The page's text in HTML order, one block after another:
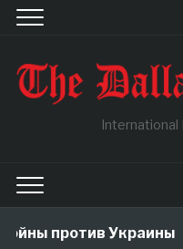
International
против Украины